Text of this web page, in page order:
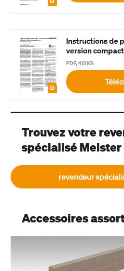
Instructions de
version
PDF, 413 KB
Trouvez votre
spécialisé Meister
revendeur
Accessoires